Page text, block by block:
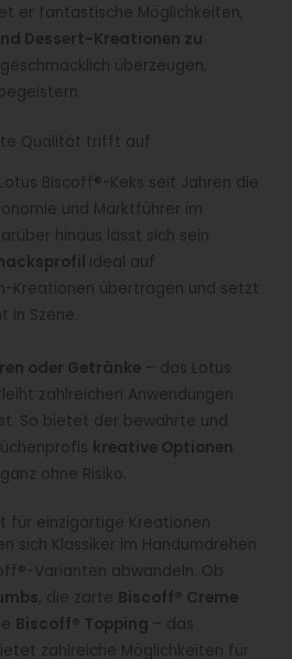
er fantastische Möglichkeiten,
Dessert-Kreationen zu
überzeugen,
Qualität trifft auf
Biscoff®-Keks seit Jahren die
und Marktführer im
hinaus lässt sich sein
ideal auf
Kreationen übertragen und setzt
in Szene.
oder Getränke – das Lotus
zahlreichen Anwendungen
So bietet der bewährte und
kreative Optionen
ohne Risiko.
für einzigartige Kreationen
sich Klassiker im Handumdrehen
Varianten abwandeln. Ob
, die zarte Biscoff® Creme
Biscoff® Topping – das
zahlreiche Möglichkeiten für